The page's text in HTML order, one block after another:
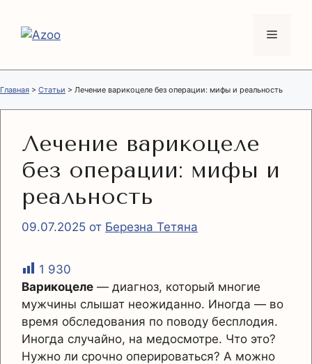
содержимому
Меню
Главная > Статьи > Лечение варикоцеле без операции: мифы и реальность
Лечение варикоцеле
без операции: мифы и
реальность
09.07.2025 от Березна Тетяна
1 930
Варикоцеле — диагноз, который многие
мужчины слышат неожиданно. Иногда — во
время обследования по поводу бесплодия.
Иногда случайно, на медосмотре. Что это?
Нужно ли срочно оперироваться? А можно